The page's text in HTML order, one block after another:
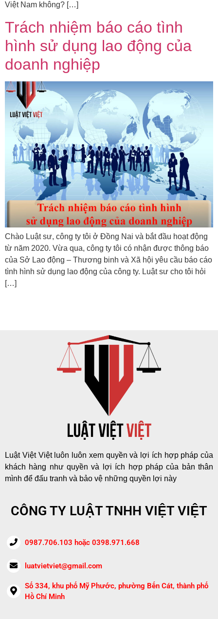
Việt Nam không? […]
Trách nhiệm báo cáo tình
hình sử dụng lao động của
doanh nghiệp
Chào Luật sư, công ty tôi ở Đồng Nai và bắt đầu hoạt động
từ năm 2020. Vừa qua, công ty tôi có nhận được thông báo
của Sở Lao động – Thương binh và Xã hội yêu cầu báo cáo
tình hình sử dụng lao động của công ty. Luật sư cho tôi hỏi
[…]
Luật Việt Việt luôn luôn xem quyền và lợi ích hợp pháp của
khách hàng như quyền và lợi ích hợp pháp của bản thân
mình để đấu tranh và bảo vệ những quyền lợi này
CÔNG TY LUẬT TNHH VIỆT VIỆT
0987.706.103 hoặc 0398.971.668
luatvietviet@gmail.com
Số 334, khu phố Mỹ Phước, phường Bến Cát, thành phố
Hồ Chí Minh